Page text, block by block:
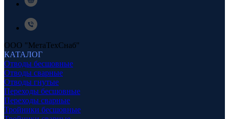
ООО "МетаТехСнаб"
КАТАЛОГ
Отводы бесшовные
Отводы сварные
Отводы гнутые
Переходы бесшовные
Переходы сварные
Тройники бесшовные